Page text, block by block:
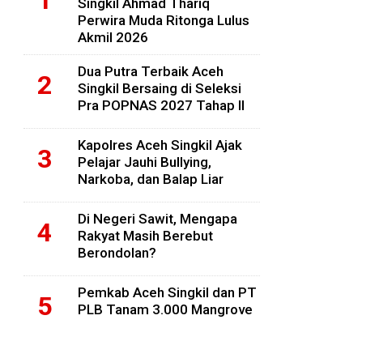
Singkil Ahmad Thariq
Perwira Muda Ritonga Lulus
Akmil 2026
Dua Putra Terbaik Aceh
Singkil Bersaing di Seleksi
Pra POPNAS 2027 Tahap II
Kapolres Aceh Singkil Ajak
Pelajar Jauhi Bullying,
Narkoba, dan Balap Liar
Di Negeri Sawit, Mengapa
Rakyat Masih Berebut
Berondolan?
Pemkab Aceh Singkil dan PT
PLB Tanam 3.000 Mangrove